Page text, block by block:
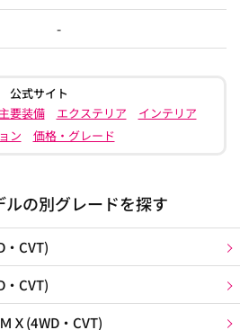
-
公式サイト
主要装備 エクステリア
インテリア
ン
価格・グレード
ルの別グレードを探す
CVT)
CVT)
(4WD・CVT)